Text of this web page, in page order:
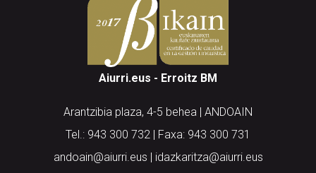
Aiurri.eus - Erroitz BM
Arantzibia plaza, 4-5 behea | ANDOAIN
Tel.: 943 300 732 | Faxa: 943 300 731
andoain@aiurri.eus | idazkaritza@aiurri.eus